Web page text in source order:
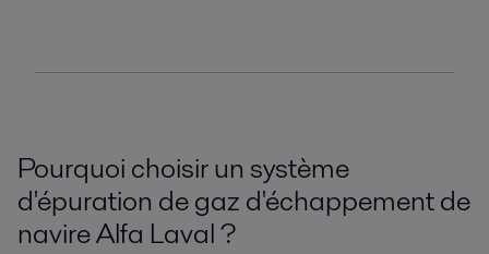
Pourquoi choisir un système
d'épuration de gaz d'échappement de
navire Alfa Laval ?